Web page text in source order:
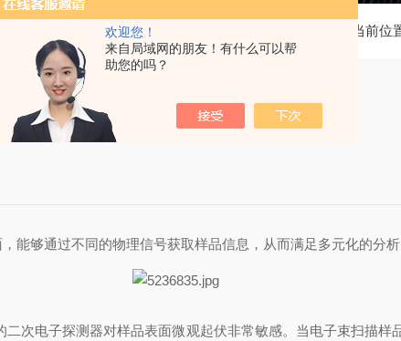
欢迎您！
来自局域网的朋友！有什么可以帮
助您的吗？
当前位
能够通过不同的物理信号获取样品信息，从而满足多元化的分
次电子探测器对样品表面微观起伏非常敏感。当电子束扫描